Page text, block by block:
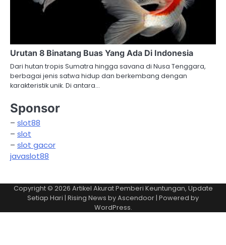
Urutan 8 Binatang Buas Yang Ada Di Indonesia
Dari hutan tropis Sumatra hingga savana di Nusa Tenggara,
berbagai jenis satwa hidup dan berkembang dengan
karakteristik unik. Di antara…
Sponsor
– slot88
– slot
– slot gacor
javaslot88
Copyright © 2026 Artikel Akurat Pemberi Keuntungan, Update
Setiap Hari | Rising News byAscendoor| Powered by
WordPress.